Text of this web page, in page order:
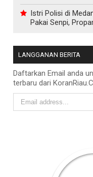
Istri Polisi di
Pakai Senpi,
LANGGANAN BERITA
Daftarkan Email anda
terbaru dari